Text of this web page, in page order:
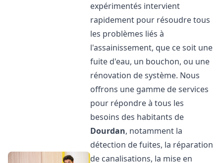
expérimentés intervient
rapidement pour résoudre tous
les problèmes liés à
l'assainissement, que ce soit une
fuite d'eau, un bouchon, ou une
rénovation de système. Nous
offrons une gamme de services
pour répondre à tous les
besoins des habitants de
Dourdan, notamment la
détection de fuites, la réparation
de canalisations, la mise en